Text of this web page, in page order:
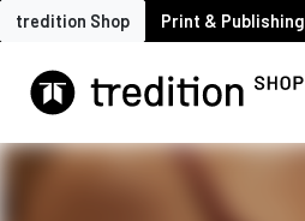
tredition Shop Print & Publishing